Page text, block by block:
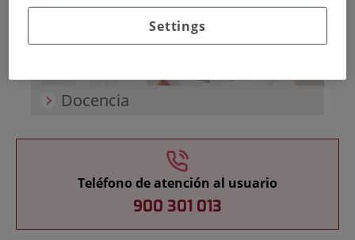
Docencia
Teléfono de atención al usuario
900 301 013
Settings